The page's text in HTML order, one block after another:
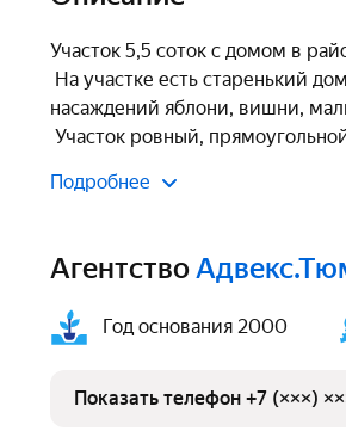
Участок 5,5 соток с домом в
насаждений яблони, вишни,
Участок ровный,
Подробнее
Агентство
Год основания 2000
Показать телефон +7 (×××)